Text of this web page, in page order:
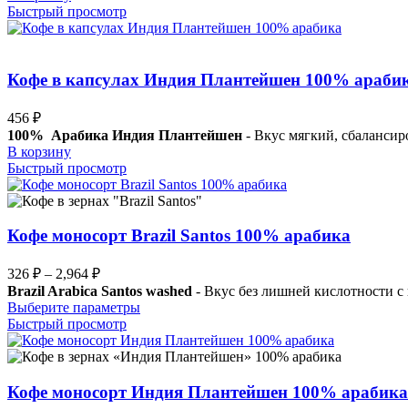
Быстрый просмотр
Кофе в капсулах Индия Плантейшен 100%
456 ₽
100% Арабика Индия Плантейшен - Вкус мягкий,
В корзину
Быстрый просмотр
Кофе моносорт Brazil Santos 100% арабика
326 ₽ – 2,964 ₽Диапазон
цен:
326 ₽
–
2,964 ₽
Brazil Arabica Santos washed - Вкус без лишней кислотности
Выберите параметрыЭтот
имеет
несколько
Опции
Быстрый просмотр
Кофе моносорт Индия Плантейшен 100% арабика